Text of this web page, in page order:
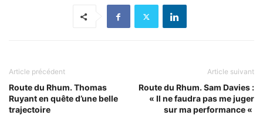
Article précédent
Route du Rhum. Thomas
Ruyant en quête d’une belle
trajectoire
Article suivant
Route du Rhum. Sam Davies :
« Il ne faudra pas me juger
sur ma performance «